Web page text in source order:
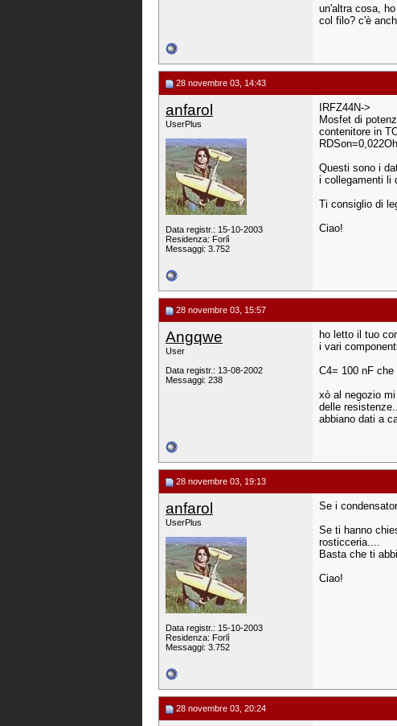
un'altra cosa,
col filo? c'è
28 novembre 03, 14:43
anfarol
UserPlus
Data registr.: 15-10-2003
Residenza: Forlì
Messaggi: 3.752
IRFZ44N->
Mosfet di
contenitore in
Questi sono i
i collegamenti li
Ti consiglio di
Ciao!
28 novembre 03, 15:57
Angqwe
User
Data registr.: 13-08-2002
Messaggi: 238
ho letto il tuo
i vari
C4= 100 nF che
xò al negozio
delle
abbiano dati a
28 novembre 03, 19:13
anfarol
UserPlus
Data registr.: 15-10-2003
Residenza: Forlì
Messaggi: 3.752
Se i
Se ti hanno
rosticceria....
Basta che ti
Ciao!
28 novembre 03, 20:24